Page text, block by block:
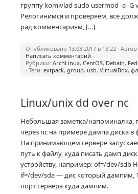
группу komivlad sudo usermod -a -G
Релогинимся и проверяем, все
рад комментариям, […]
Опубликовано 13.03.2017 в 13:22 · Автор
Написать комментарий
Рубрики: ArchLinux, CentOS, Debain,
· Теги: extpack, group, usb, VirtualBox,
Linux/unix dd over nc
Небольшая заметка/напоминалка,
через nc на примере дампа диска
На принимающем сервере
путь к файлу, куда писать дамп
устройству, например: of=/dev/sdb
if=/dev/sda — дис который дампим,
порт сервера куда дампим.